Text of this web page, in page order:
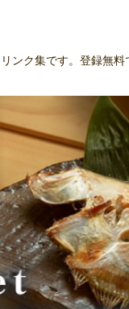
ク集です。登録無